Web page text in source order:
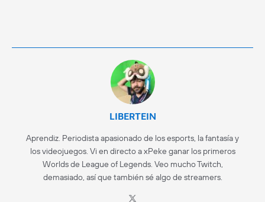
LIBERTEIN
Aprendiz. Periodista apasionado de los esports, la fantasía y
los videojuegos. Vi en directo a xPeke ganar los primeros
Worlds de League of Legends. Veo mucho Twitch,
demasiado, así que también sé algo de streamers.